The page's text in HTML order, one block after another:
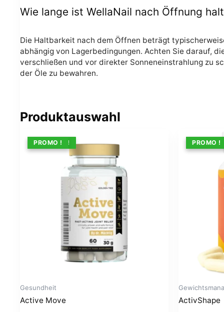
Wie lange ist WellaNail nach Öffnung
Die Haltbarkeit nach dem Öffnen beträgt
abhängig von Lagerbedingungen. Achten Sie darauf,
verschließen und vor direkter Sonneneinstrahlung zu
der Öle zu bewahren.
Produktauswahl
ANGEBOT !
PROMO !
Gesundheit
Active Move
PROMO !
ActivShape